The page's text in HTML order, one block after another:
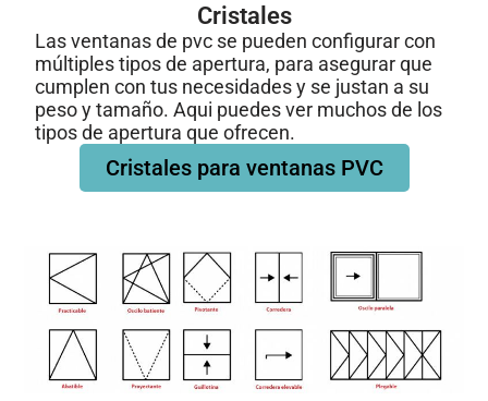
Cristales
Las ventanas de pvc se pueden configurar con
múltiples tipos de apertura, para asegurar que
cumplen con tus necesidades y se justan a su
peso y tamaño. Aqui puedes ver muchos de los
tipos de apertura que ofrecen.
Cristales para ventanas PVC